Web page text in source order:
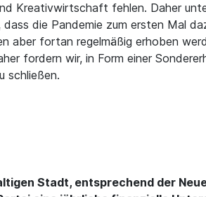
Kreativwirtschaft fehlen. Daher
die Pandemie zum ersten Mal
fortan regelmäßig erhoben
fordern wir, in Form einer
schließen.
Stadt, entsprechend der